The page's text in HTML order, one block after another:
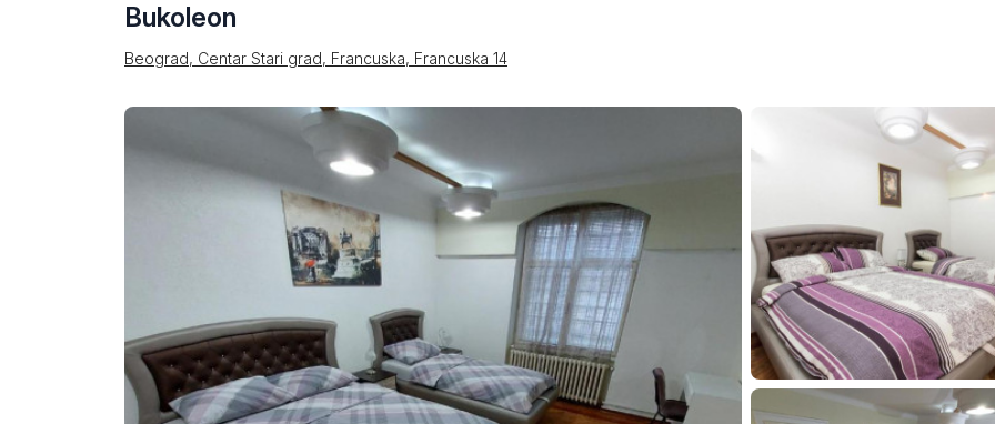
Bosna i Hercegovina
Crna Gora
Beograd Novi Sad
Niš Sokobanja Fruška gora
Srebrno jezero Tara Banja Vrujci
Prolom Banja Kragujevac
Užice Bajina Bašta Jagodina
Smederevo Subotica Nova Varoš Valjevo
Čačak Uvac Kruševac Pirot
Pančevo Novi Pazar Zrenjanin Vršac
Bukoleon
Beograd, Centar Stari grad, Francuska, Francuska 14